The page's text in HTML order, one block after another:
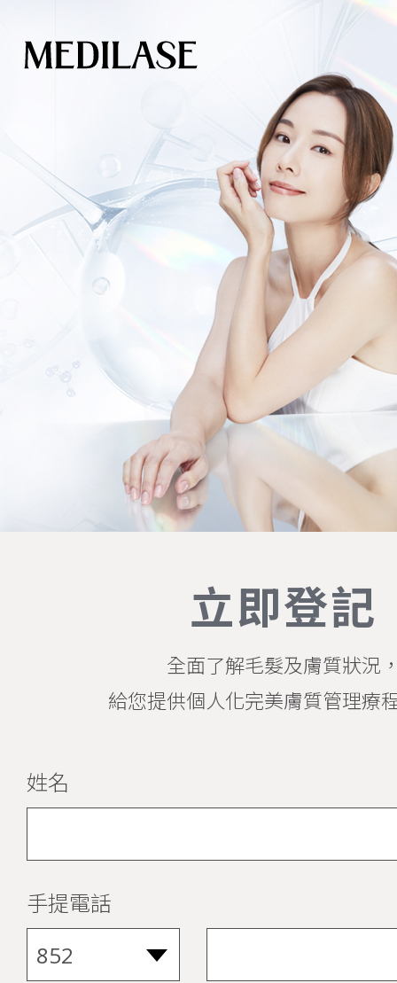
立即登記
全面了解毛髮及膚質狀況
給您提供個人化完美膚質管理療
姓名
手提電話